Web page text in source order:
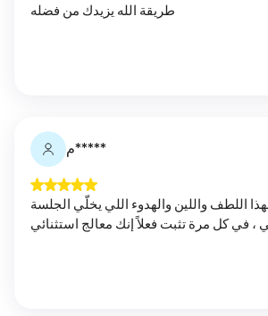
طريقة الله يزيدك من فضله
م*****
اللطف واللين والهدوء اللي يخلّي الجلسة
، في كل مرة تثبت فعلاً إنك معالج استثنائي